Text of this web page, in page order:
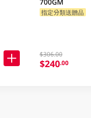
指定分類送贈品
$306.00
$240.00